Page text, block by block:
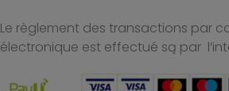
Le règlement des transactions par
électronique est effectué są par